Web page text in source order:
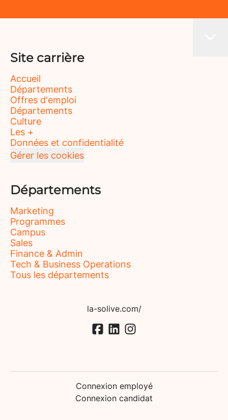
Site carrière
Accueil
Départements
Offres d'emploi
Départements
Culture
Les +
Données et confidentialité
Gérer les cookies
Départements
Marketing
Programmes
Campus
Sales
Finance & Admin
Tech & Business Operations
Tous les départements
la-solive.com/
Connexion employé
Connexion candidat